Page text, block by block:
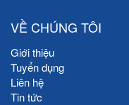
VỀ CHÚNG TÔI
Giới thiệu
Tuyển dụng
Liên hệ
Tin tức